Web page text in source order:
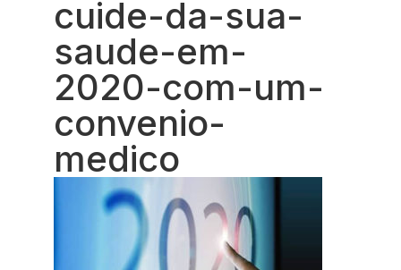
cuide-da-sua-
saude-em-
2020-com-um-
convenio-
medico